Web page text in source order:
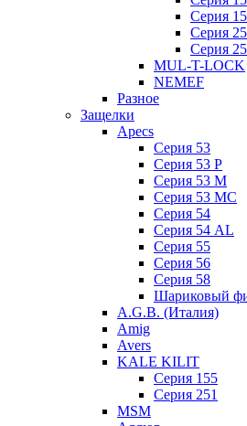
Серия
Серия
Серия
MUL-T-LOCK
NEMEF
Разное
Защелки
Apecs
Серия 53
Серия 53 P
Серия 53 М
Серия 53 МC
Серия 54
Серия 54 AL
Серия 55
Серия 56
Серия 58
Шариковый
A.G.B. (Италия)
Amig
Avers
KALE KILIT
Серия 155
Серия 251
MSM